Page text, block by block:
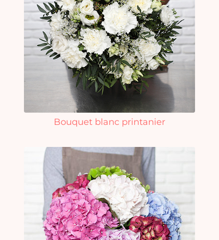
Bouquet blanc printanier